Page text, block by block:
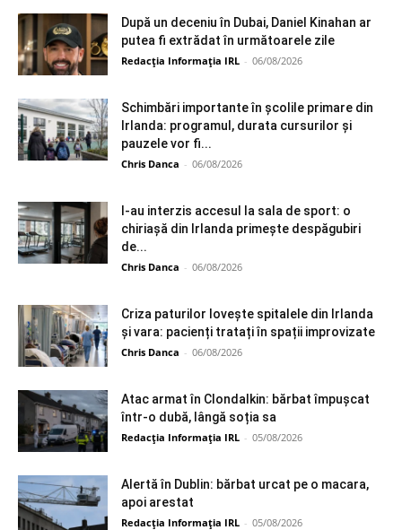
După un deceniu în Dubai, Daniel Kinahan ar
putea fi extrădat în următoarele zile
Redacția Informația IRL - 06/08/2026
Schimbări importante în școlile primare din
Irlanda: programul, durata cursurilor și
pauzele vor fi...
Chris Danca - 06/08/2026
I-au interzis accesul la sala de sport: o
chiriașă din Irlanda primește despăgubiri
de...
Chris Danca - 06/08/2026
Criza paturilor lovește spitalele din Irlanda
și vara: pacienți tratați în spații improvizate
Chris Danca - 06/08/2026
Atac armat în Clondalkin: bărbat împușcat
într-o dubă, lângă soția sa
Redacția Informația IRL - 05/08/2026
Alertă în Dublin: bărbat urcat pe o macara,
apoi arestat
Redacția Informația IRL - 05/08/2026